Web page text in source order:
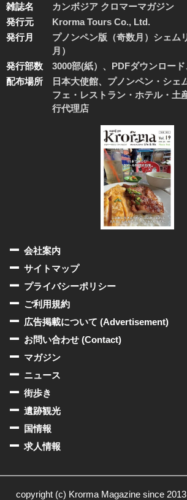
雑誌名
カンボジア クロマーマガジン
発行元
Krorma Tours Co., Ltd.
発行月
プノンペン版（奇数月）シェム
月）
発行部数
3000部(紙）、PDFダウンロー
配布場所
日本大使館、プノンペン・シェ
フェ・レストラン・ホテル・土
行代理店
会社案内
サイトマップ
プライバシーポリシー
ご利用規約
広告掲載について (Advertisement)
お問い合わせ (Contact)
マガジン
ニュース
街歩き
遺跡観光
国情報
求人情報
copyright (c) Krorma Magazine since